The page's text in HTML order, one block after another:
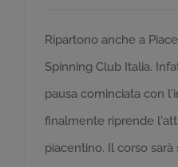
Ripartono anche a
Spinning Club Italia.
pausa cominciata con
finalmente riprende
piacentino. Il corso